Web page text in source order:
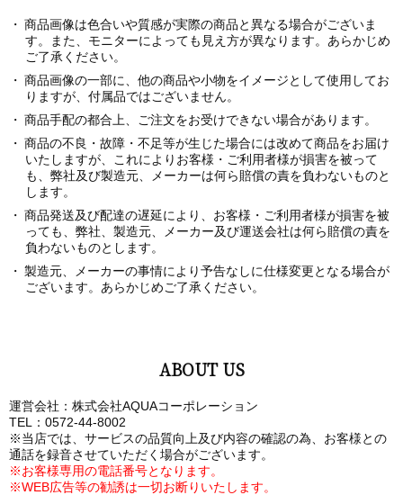
商品画像は色合いや質感が実際の商品と異なる場合がございま
す。また、モニターによっても見え方が異なります。あらかじめ
ご了承ください。
商品画像の一部に、他の商品や小物をイメージとして使用してお
りますが、付属品ではございません。
商品手配の都合上、ご注文をお受けできない場合があります。
商品の不良・故障・不足等が生じた場合には改めて商品をお届け
いたしますが、これによりお客様・ご利用者様が損害を被って
も、弊社及び製造元、メーカーは何ら賠償の責を負わないものと
します。
商品発送及び配達の遅延により、お客様・ご利用者様が損害を被
っても、弊社、製造元、メーカー及び運送会社は何ら賠償の責を
負わないものとします。
製造元、メーカーの事情により予告なしに仕様変更となる場合が
ございます。あらかじめご了承ください。
ABOUT US
運営会社：株式会社AQUAコーポレーション
TEL：0572-44-8002
※当店では、サービスの品質向上及び内容の確認の為、お客様との
通話を録音させていただく場合がございます。
※お客様専用の電話番号となります。
※WEB広告等の勧誘は一切お断りいたします。